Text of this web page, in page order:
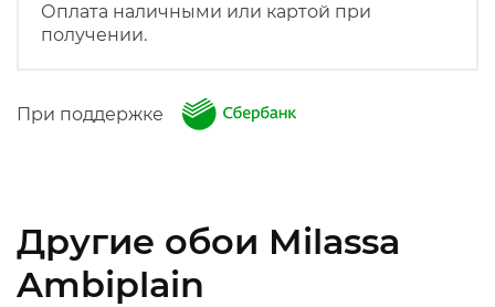
Оплата наличными или картой при
получении.
При поддержке
Другие обои Milassa
Ambiplain